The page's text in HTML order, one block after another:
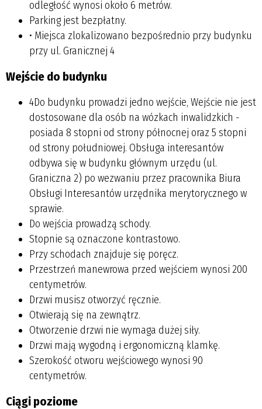
odległość wynosi około 6 metrów.
Parking jest bezpłatny.
• Miejsca zlokalizowano bezpośrednio przy budynku
przy ul. Granicznej 4
Wejście do budynku
4Do budynku prowadzi jedno wejście, Wejście nie jest
dostosowane dla osób na wózkach inwalidzkich -
posiada 8 stopni od strony północnej oraz 5 stopni
od strony południowej. Obsługa interesantów
odbywa się w budynku głównym urzędu (ul.
Graniczna 2) po wezwaniu przez pracownika Biura
Obsługi Interesantów urzędnika merytorycznego w
sprawie.
Do wejścia prowadzą schody.
Stopnie są oznaczone kontrastowo.
Przy schodach znajduje się poręcz.
Przestrzeń manewrowa przed wejściem wynosi 200
centymetrów.
Drzwi musisz otworzyć ręcznie.
Otwierają się na zewnątrz.
Otworzenie drzwi nie wymaga dużej siły.
Drzwi mają wygodną i ergonomiczną klamkę.
Szerokość otworu wejściowego wynosi 90
centymetrów.
Ciągi poziome